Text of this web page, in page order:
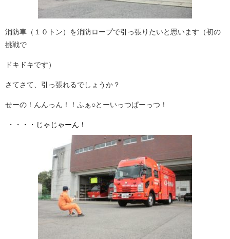
消防車（１０トン）を消防ロープで引っ張りたいと思います（初の
挑戦で
ドキドキです）
さてさて、引っ張れるでしょうか？
せーの！んんっん！！ふぁ○とーいっつぱーっつ！
・・・・じゃじゃーん！